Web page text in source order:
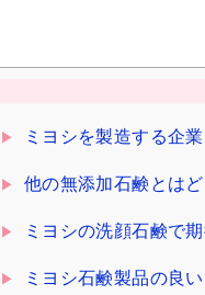
ミヨシを製造する企
他の無添加石鹸とは
ミヨシの洗顔石鹸で
ミヨシ石鹸製品の良い